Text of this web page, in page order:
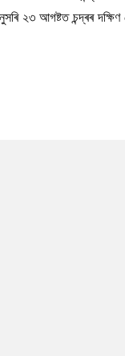
২৩ আগষ্টত চন্দ্ৰৰ